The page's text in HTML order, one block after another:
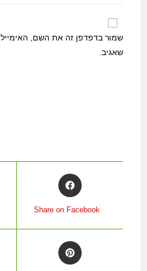
שמור בדפדפן זה את השם,
שאגיב.
Opens
in
window
Share on Facebook
Opens
in